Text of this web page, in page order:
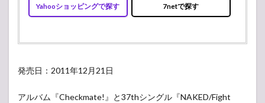
Yahooショッピングで探す 7netで探す
発売日：2011年12月21日
アルバム『Checkmate!』と37thシングル『NAKED/Fight